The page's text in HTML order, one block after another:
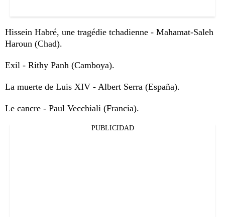
Hissein Habré, une tragédie tchadienne - Mahamat-Saleh
Haroun (Chad).
Exil - Rithy Panh (Camboya).
La muerte de Luis XIV - Albert Serra (España).
Le cancre - Paul Vecchiali (Francia).
PUBLICIDAD